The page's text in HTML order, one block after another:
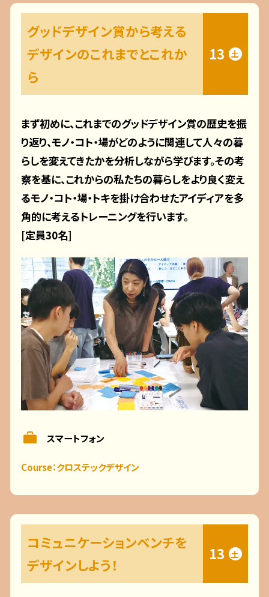
グッドデザイン賞から考える
デザインのこれまでとこれか
ら
13 土
まず初めに、これまでのグッドデザイン賞の歴史を振
り返り、モノ・コト・場がどのように関連して人々の暮
らしを変えてきたかを分析しながら学びます。その考
察を基に、これからの私たちの暮らしをより良く変え
るモノ・コト・場・トキを掛け合わせたアイディアを多
角的に考えるトレーニングを行います。
[定員30名]
スマートフォン
Course：クロステックデザイン
コミュニケーションベンチを
デザインしよう！
13 土